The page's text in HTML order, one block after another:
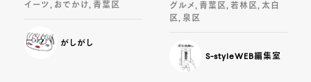
イーツ, おでかけ, 青葉区
がしがし
グルメ, 青葉区, 若林区, 太白
区, 泉区
S-styleWEB編集室